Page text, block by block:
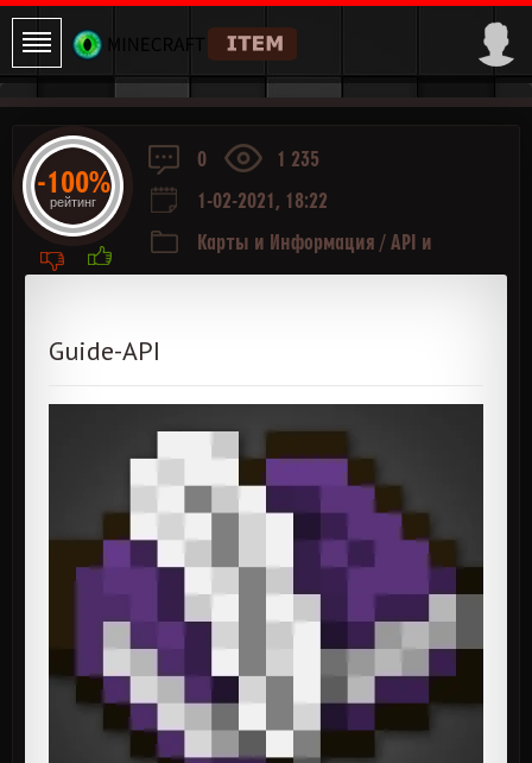
0
1 235
1-02-2021, 18:22
Карты и Информация / API и
Guide-API
-100%
рейтинг